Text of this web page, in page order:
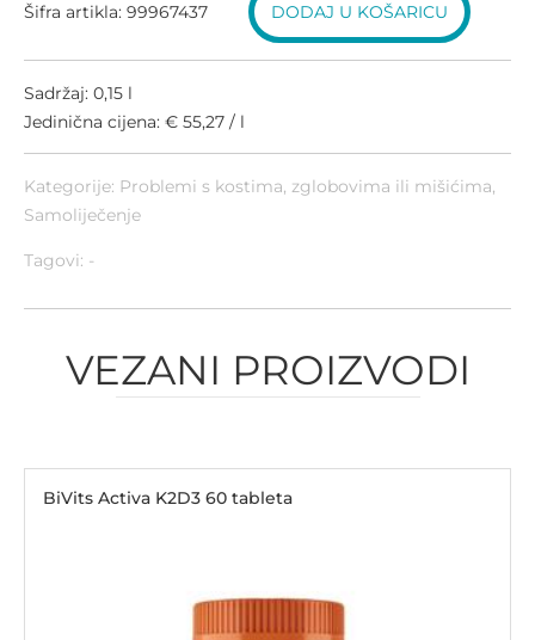
Šifra artikla: 99967437 DODAJ U KOŠARICU
Sadržaj: 0,15 l
Jedinična cijena: € 55,27 / l
Kategorije: Problemi s kostima, zglobovima ili mišićima,
Samoliječenje
Tagovi: -
VEZANI PROIZVODI
BiVits Activa K2D3 60 tableta